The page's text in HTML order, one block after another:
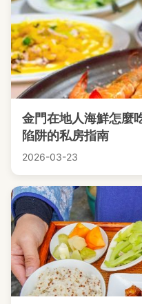
金門在地人海鮮怎麼
陷阱的私房指南
2026-03-23